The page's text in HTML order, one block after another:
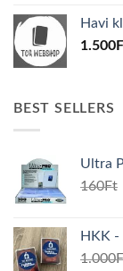
Havi
1.500
BEST SELLERS
Ultra
160Ft
HKK -
1.000